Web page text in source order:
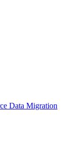
Data Migration